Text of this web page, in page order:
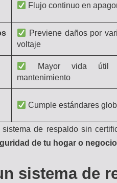
Flujo continuo en
Previene daños por
voltaje
Mayor vida útil
mantenimiento
Cumple estándares
sistema de respaldo sin
de tu hogar o negocio
sistema de